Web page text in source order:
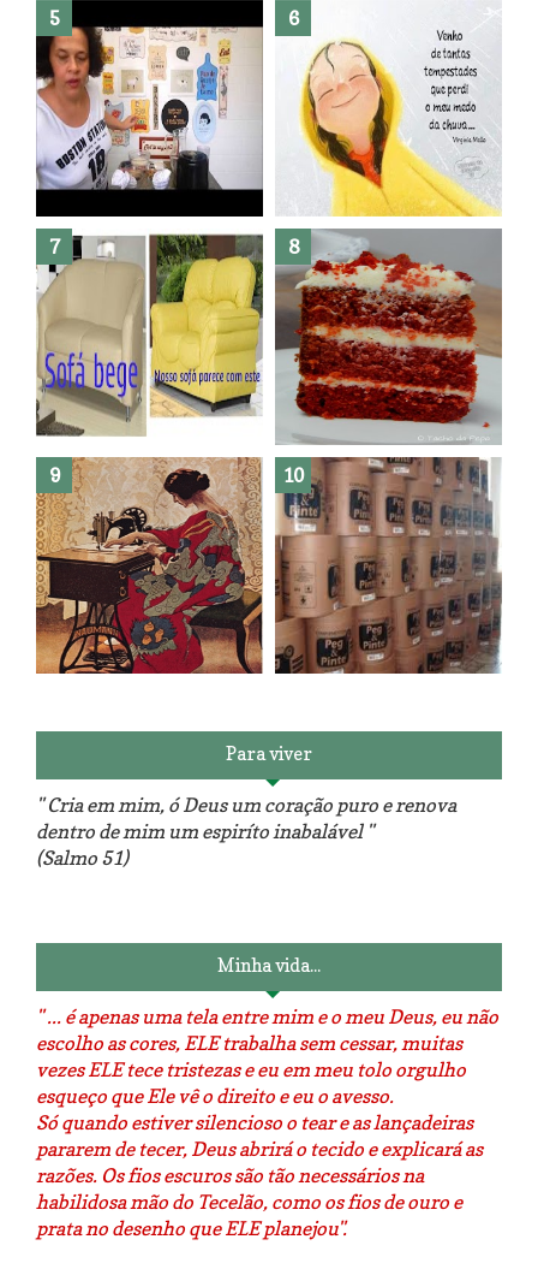
Dez bolos pra fazer antes de
morrer !
Haters, como surgiram?
O medo que habita em nós.
Reforma do sofá, agora é em
patchwork!
The Red Velvet !!! O Perfeito
Para viver
" Cria em mim, ó Deus um coração puro e renova
dentro de mim um espiríto inabalável "
(Salmo 51)
Minha vida...
" ... é apenas uma tela entre mim e o meu Deus, eu não
escolho as cores, ELE trabalha sem cessar, muitas
vezes ELE tece tristezas e eu em meu tolo orgulho
esqueço que Ele vê o direito e eu o avesso.
Só quando estiver silencioso o tear e as lançadeiras
pararem de tecer, Deus abrirá o tecido e explicará as
razões. Os fios escuros são tão necessários na
habilidosa mão do Tecelão, como os fios de ouro e
prata no desenho que ELE planejou".